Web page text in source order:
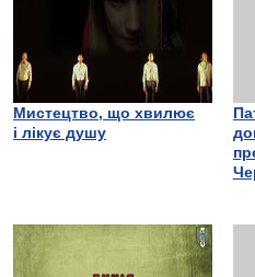
Мистецтво, що хвилює
і лікує душу